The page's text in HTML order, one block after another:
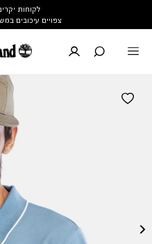
לקוחות
צפויים עיכובים